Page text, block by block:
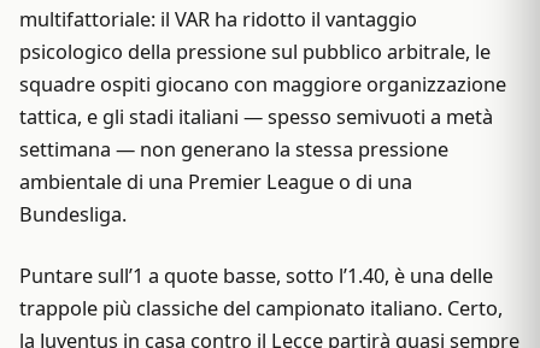
multifattoriale: il VAR ha ridotto il vantaggio
psicologico della pressione sul pubblico arbitrale, le
squadre ospiti giocano con maggiore organizzazione
tattica, e gli stadi italiani — spesso semivuoti a metà
settimana — non generano la stessa pressione
ambientale di una Premier League o di una
Bundesliga.
Puntare sull’1 a quote basse, sotto l’1.40, è una delle
trappole più classiche del campionato italiano. Certo,
la Juventus in casa contro il Lecce partirà quasi sempre